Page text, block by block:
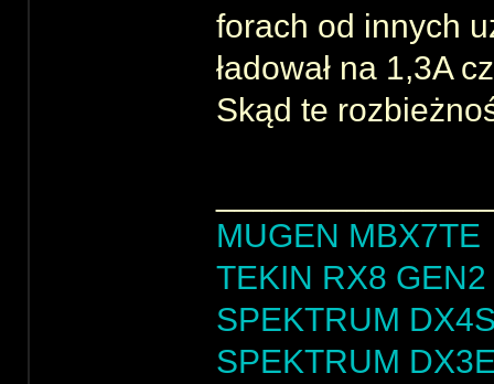
forach od innych
ładował na 1,3A
Skąd te
MUGEN MBX7TE
TEKIN RX8
SPEKTRUM
SPEKTRUM